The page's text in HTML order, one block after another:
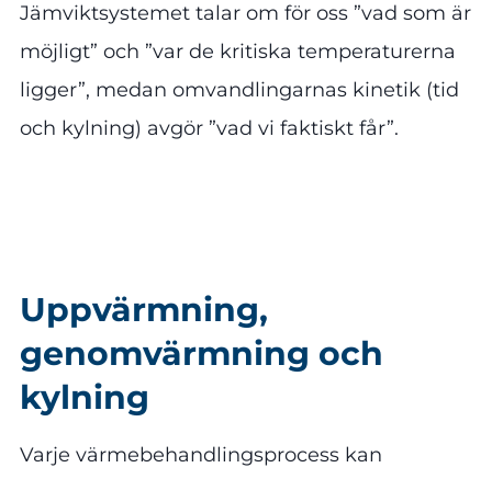
Jämviktsystemet talar om för oss ”vad som är
möjligt” och ”var de kritiska temperaturerna
ligger”, medan omvandlingarnas kinetik (tid
och kylning) avgör ”vad vi faktiskt får”.
Uppvärmning,
genomvärmning och
kylning
Varje värmebehandlingsprocess kan